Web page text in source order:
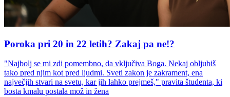
Poroka pri 20 in 22 letih? Zakaj pa ne!?
"Najbolj se mi zdi pomembno, da vključiva Boga. Nekaj obljubiš
tako pred njim kot pred ljudmi. Sveti zakon je zakrament, ena
največjih stvari na svetu, kar jih lahko prejmeš," pravita študenta, ki
bosta kmalu postala mož in žena